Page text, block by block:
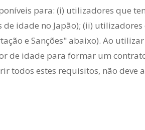
para: (i) utilizadores que
idade no Japão); (ii)
e Sanções" abaixo). Ao
de idade para formar um
todos estes requisitos, não deve